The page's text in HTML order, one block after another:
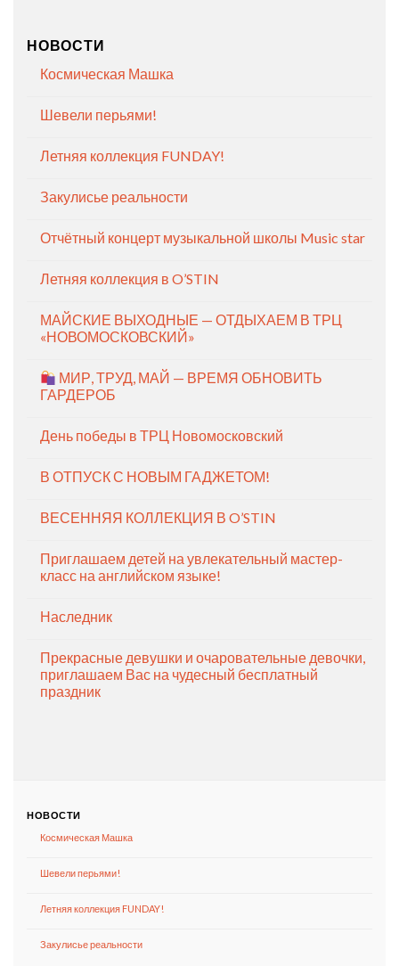
НОВОСТИ
Космическая Машка
Шевели перьями!
Летняя коллекция FUNDAY!
Закулисье реальности
Отчётный концерт музыкальной школы Music star
Летняя коллекция в O’STIN
МАЙСКИЕ ВЫХОДНЫЕ — ОТДЫХАЕМ В ТРЦ
«НОВОМОСКОВСКИЙ»
МИР, ТРУД, МАЙ — ВРЕМЯ ОБНОВИТЬ
ГАРДЕРОБ
День победы в ТРЦ Новомосковский
В ОТПУСК С НОВЫМ ГАДЖЕТОМ!
ВЕСЕННЯЯ КОЛЛЕКЦИЯ В O’STIN
Приглашаем детей на увлекательный мастер-
класс на английском языке!
Наследник
Прекрасные девушки и очаровательные девочки,
приглашаем Вас на чудесный бесплатный
праздник
НОВОСТИ
Космическая Машка
Шевели перьями!
Летняя коллекция FUNDAY!
Закулисье реальности